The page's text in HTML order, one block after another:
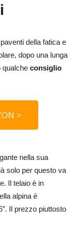
della fatica e
dopo una lunga
qualche consiglio
>
nella sua
solo per questo va
Il telaio è in
ella alpina è
Il prezzo piuttosto